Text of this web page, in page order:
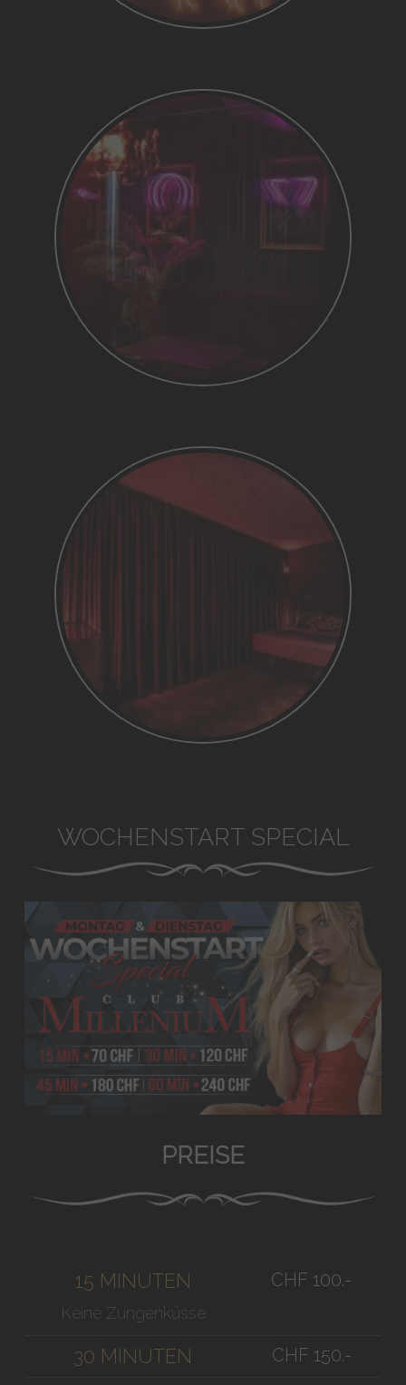
WOCHENSTART SPECIAL
PREISE
15 MINUTEN
Keine Zungenküsse
CHF 100.-
30 MINUTEN CHF 150.-